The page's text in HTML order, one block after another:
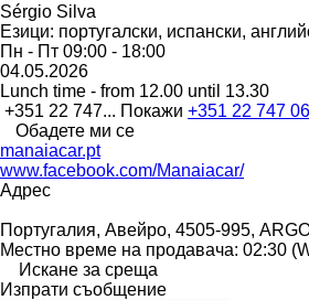
Sérgio Silva
Езици: португалски, испански,
Пн - Пт 09:00 - 18:00
04.05.2026
Lunch time - from 12.00 until 13.30
+351 22 747... Покажи +351 22 747
Обадете ми се
manaiacar.pt
www.facebook.com/Manaiacar/
Адрес
Португалия, Авейро, 4505-995,
Местно време на продавача: 02:30
Искане за среща
Изпрати съобщение